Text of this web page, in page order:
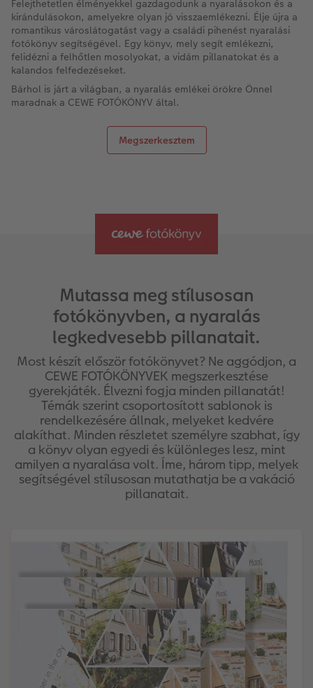
Vásárlói mintakönyvek
Így működik
Kids CEWE FOTÓKÖNYV
Art Collection CEWE FOTÓKÖNYV
Kiegészítők
Matt Prints
Képméretek
Prémium poszter
Art Prints
Fotókidolgozás normál
Fotómatrica
Matrica nyomtatás azonnal
Kiegészítők
CEWE myPhotos
Direkt nyomtatású alufotó
Galériafotó
Habkarton
Esküvői köszöntő tábla
Poszterléc
Többrészes fali dekoráció
Fotószalag
XXL Retró fotó
Kiegészítők
CEWE myPhotos
Üdvözlőkártyák
Kiskedvencek világa
Iskolaszer és irodaszer
Fényképes ajándékdobozok
Textíliák
CEWE FOTÓKÖNYV Kids
Kiegészítők
CEWE myPhotos
CEWE PHOTO AWARD FOTÓPÁLYÁZAT
Fotózási tippek és trükkök
Hogyan készíts jobb képeket a
Híreink
CEWE sztorik
Utazás
CEWE myPhotos
Felejthetetlen élményekkel gazdagodunk a nyaralásokon és a
kirándulásokon, amelyekre olyan jó visszaemlékezni. Élje újra a
romantikus városlátogatást vagy a családi pihenést nyaralási
fotókönyv segítségével. Egy könyv, mely segít emlékezni,
felidézni a felhőtlen mosolyokat, a vidám pillanatokat és a
kalandos felfedezéseket.
Bárhol is járt a világban, a nyaralás emlékei örökre Önnel
maradnak a CEWE FOTÓKÖNYV által.
Megszerkesztem
Mutassa meg stílusosan
fotókönyvben, a nyaralás
legkedvesebb pillanatait.
Most készít először fotókönyvet? Ne aggódjon, a
CEWE FOTÓKÖNYVEK megszerkesztése
gyerekjáték. Élvezni fogja minden pillanatát!
Témák szerint csoportosított sablonok is
rendelkezésére állnak, melyeket kedvére
alakíthat. Minden részletet személyre szabhat, így
a könyv olyan egyedi és különleges lesz, mint
amilyen a nyaralása volt. Íme, három tipp, melyek
segítségével stílusosan mutathatja be a vakáció
pillanatait.